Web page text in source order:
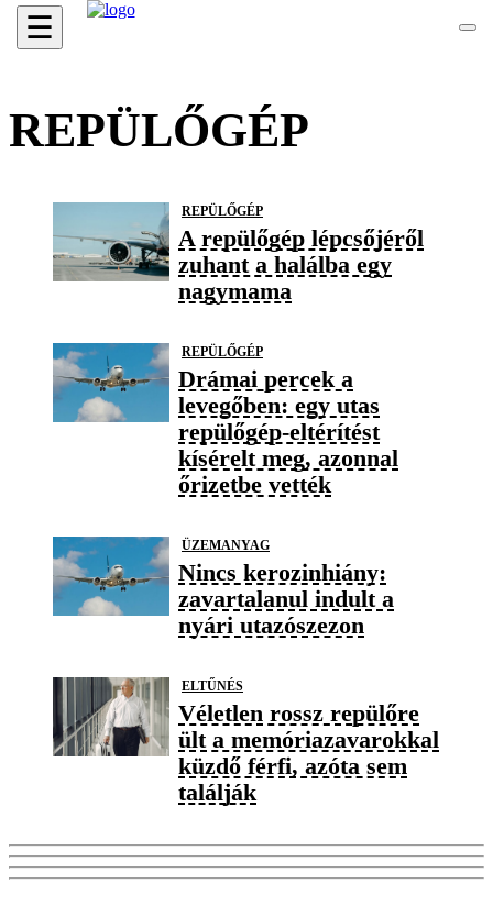
☰
REPÜLŐGÉP
REPÜLŐGÉP
A repülőgép lépcsőjéről
zuhant a halálba egy
nagymama
REPÜLŐGÉP
Drámai percek a
levegőben: egy utas
repülőgép-eltérítést
kísérelt meg, azonnal
őrizetbe vették
ÜZEMANYAG
Nincs kerozinhiány:
zavartalanul indult a
nyári utazószezon
ELTŰNÉS
Véletlen rossz repülőre
ült a memóriazavarokkal
küzdő férfi, azóta sem
találják